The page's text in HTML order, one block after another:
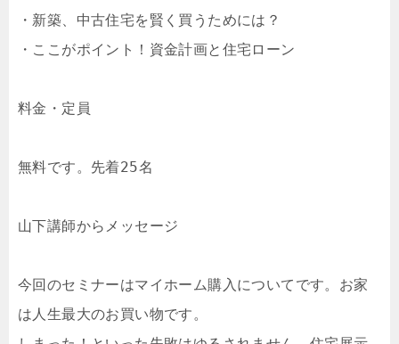
・新築、中古住宅を賢く買うためには？
・ここがポイント！資金計画と住宅ローン
料金・定員
無料です。先着25名
山下講師からメッセージ
今回のセミナーはマイホーム購入についてです。お家
は人生最大のお買い物です。